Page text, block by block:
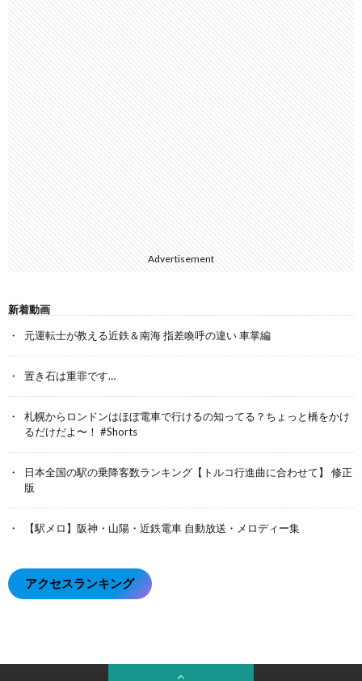
Advertisement
新着動画
元運転士が教える近鉄＆南海 指差喚呼の違い 車掌編
置き石は重罪です…
札幌からロンドンはほぼ電車で行けるの知ってる？ちょっと橋をかけ
るだけだよ〜！ #Shorts
日本全国の駅の乗降客数ランキング【トルコ行進曲に合わせて】 修正
版
【駅メロ】阪神・山陽・近鉄電車 自動放送・メロディー集
アクセスランキング